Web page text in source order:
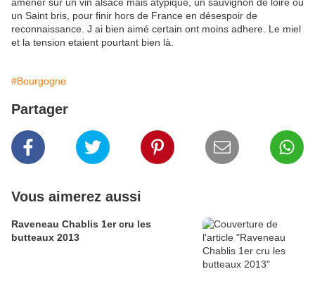
un Saint bris, pour finir hors de France en désespoir de
reconnaissance. J ai bien aimé certain ont moins adhere. Le miel
et la tension etaient pourtant bien là.
#Bourgogne
Partager
Vous aimerez aussi
Raveneau Chablis 1er cru les
butteaux 2013